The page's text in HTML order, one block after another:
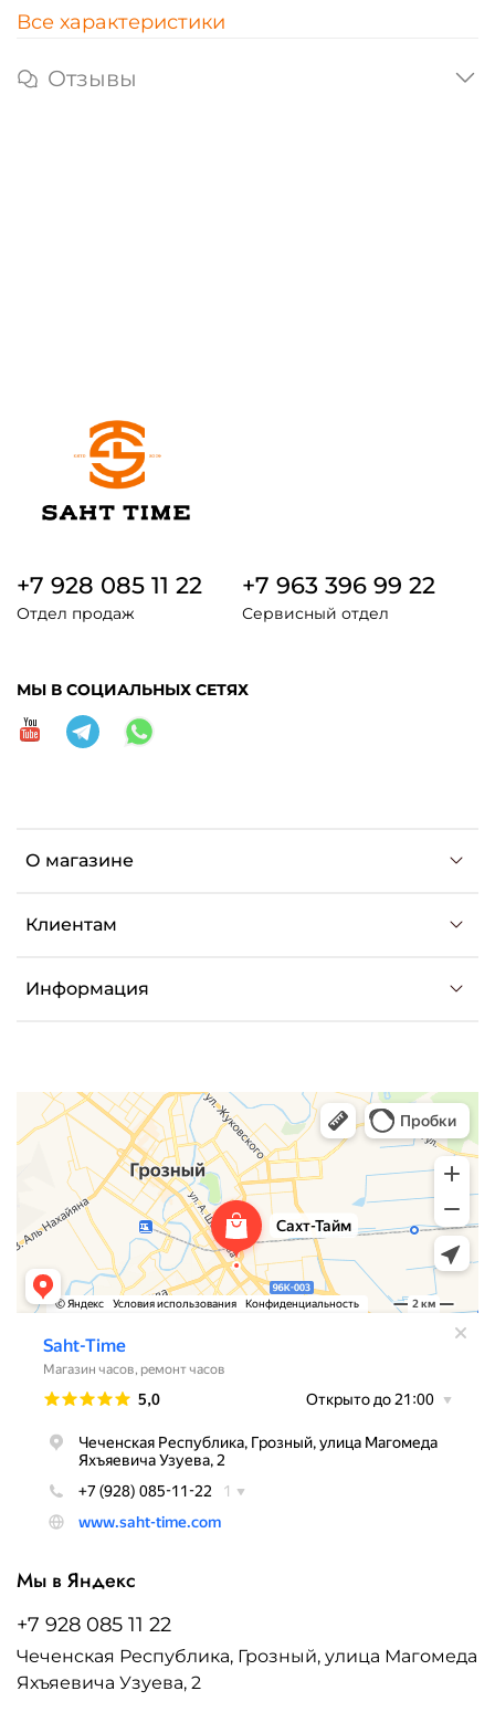
Все характеристики
Отзывы
О магазине
Клиентам
Информация
+7 928 085 11 22
Отдел продаж
+7 963 396 99 22
Сервисный отдел
МЫ В СОЦИАЛЬНЫХ СЕТЯХ
Мы в Яндекс
+7 928 085 11 22
Чеченская Республика, Грозный, улица Магомеда
Яхъяевича Узуева, 2